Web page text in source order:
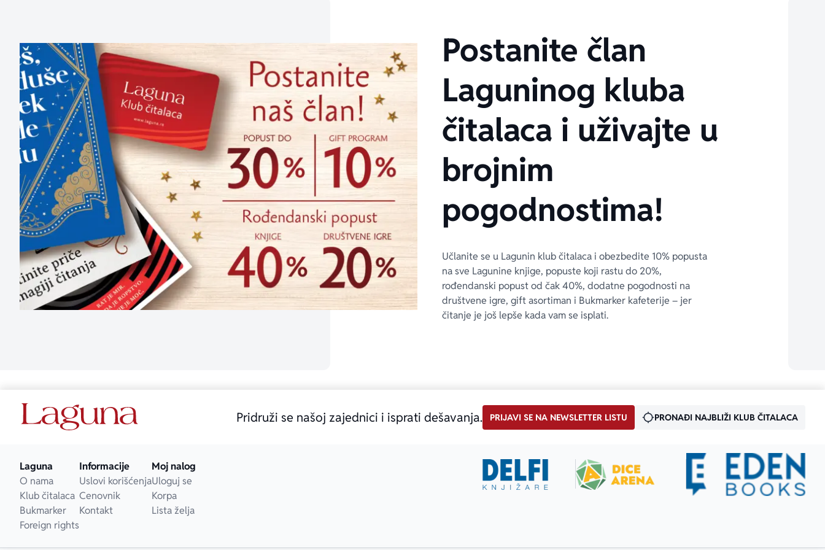
Postanite član
Laguninog kluba
čitalaca i uživajte u
brojnim
pogodnostima!
Učlanite se u Lagunin klub čitalaca i obezbedite 10% popusta
na sve Lagunine knjige, popuste koji rastu do 20%,
rođendanski popust od čak 40%, dodatne pogodnosti na
društvene igre, gift asortiman i Bukmarker kafeterije – jer
čitanje je još lepše kada vam se isplati.
Pridruži se našoj zajednici i isprati dešavanja. PRIJAVI SE NA NEWSLETTER LISTU PRONAĐI NAJBLIŽI KLUB ČITALACA
Laguna
O nama
Klub čitalaca
Bukmarker
Foreign rights
Informacije
Uslovi korišćenja
Cenovnik
Kontakt
Moj nalog
Uloguj se
Korpa
Lista želja